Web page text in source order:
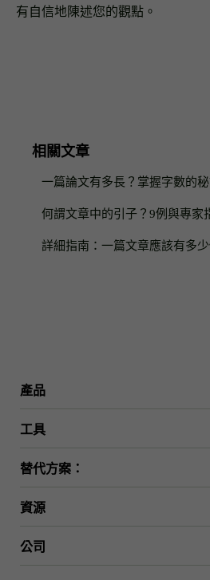
有自信地陳述您的觀點。
相關文章
一篇論文有多長？掌握字數的
何謂文章中的引子？9例與專家
詳細指南：一篇文章應該有多少
產品
人性化工具
工具
AI翻譯
繞過GPTZero
論文陳述生成器
替代方案：
Undetectable.ai
Phrasly.ai
資源
變更日誌
公司